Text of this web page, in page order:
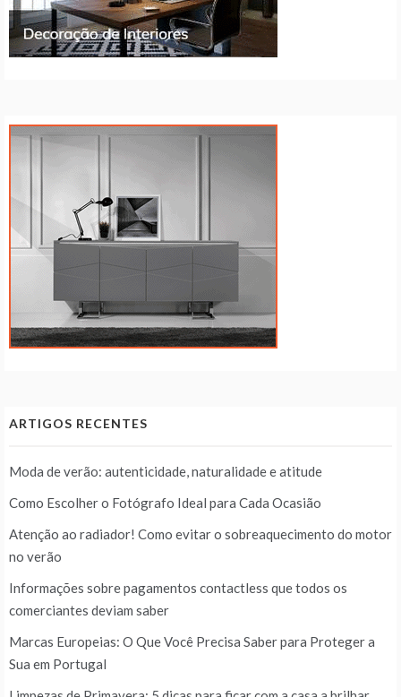
ARTIGOS RECENTES
Moda de verão: autenticidade, naturalidade e atitude
Como Escolher o Fotógrafo Ideal para Cada Ocasião
Atenção ao radiador! Como evitar o sobreaquecimento do motor
no verão
Informações sobre pagamentos contactless que todos os
comerciantes deviam saber
Marcas Europeias: O Que Você Precisa Saber para Proteger a
Sua em Portugal